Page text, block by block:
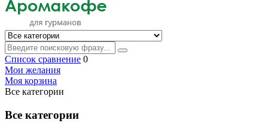
Список сравнение 0
Мои желания
Моя корзина
Все категории
Все категории